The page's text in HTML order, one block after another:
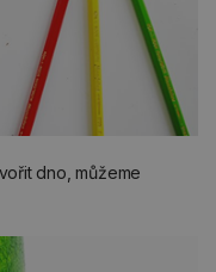
dno, můžeme